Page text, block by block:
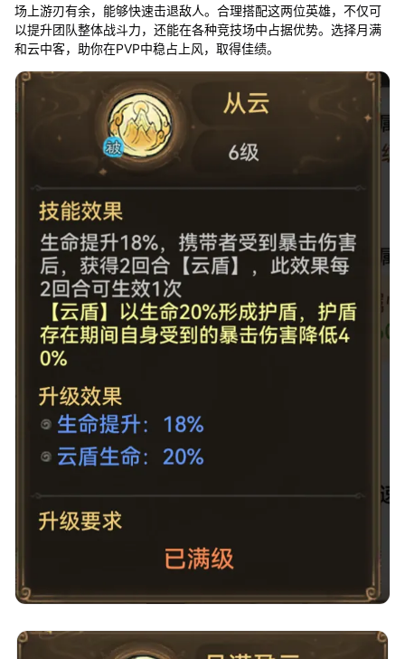
场上游刃有余，能够快速击退敌人。合理搭配这两位英雄，不仅可
以提升团队整体战斗力，还能在各种竞技场中占据优势。选择月满
和云中客，助你在PVP中稳占上风，取得佳绩。